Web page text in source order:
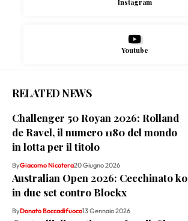
Instagram
Youtube
RELATED NEWS
Challenger 50 Royan 2026: Rolland
de Ravel, il numero 1180 del mondo
in lotta per il titolo
ByGiacomo Nicotera20 Giugno 2026
Australian Open 2026: Cecchinato ko
in due set contro Blockx
ByDonato Boccadifuoco13 Gennaio 2026